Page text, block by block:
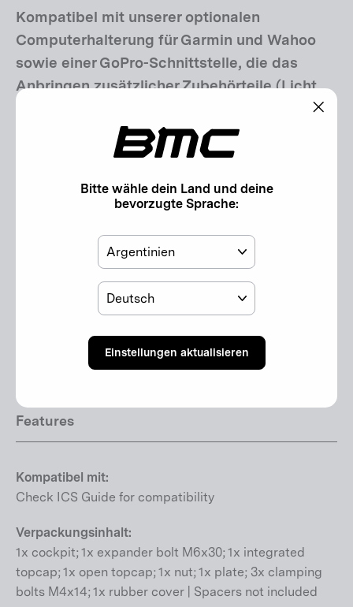
Kompatibel mit unserer optionalen
Computerhalterung für Garmin und Wahoo
sowie einer GoPro-Schnittstelle, die das
Anbringen zusätzlicher Zubehörteile (Licht,
Optionale Komponenten:
Carbon EVO Cockpits (30003196)
Technische Übersicht
Spezifikationen
Features
Kompatibel mit:
Check ICS Guide for compatibility
Verpackungsinhalt:
1x cockpit; 1x expander bolt M6x30; 1x integrated
topcap; 1x open topcap; 1x nut; 1x plate; 3x clamping
bolts M4x14; 1x rubber cover | Spacers not included
Bitte wähle dein Land und deine
bevorzugte Sprache:
Land
Sprache
Einstellungen aktualisieren